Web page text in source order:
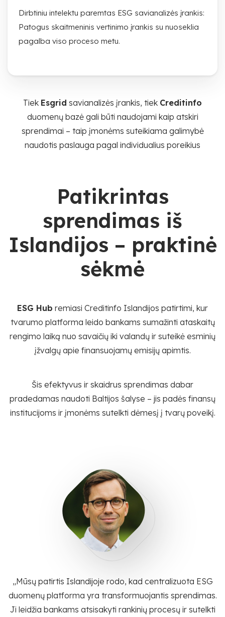
Dirbtiniu intelektu paremtas ESG savianalizės įrankis:
Patogus skaitmeninis vertinimo įrankis su nuoseklia
pagalba viso proceso metu.
Tiek Esgrid savianalizės įrankis, tiek Creditinfo
duomenų bazė gali būti naudojami kaip atskiri
sprendimai – taip įmonėms suteikiama galimybė
naudotis paslauga pagal individualius poreikius
Patikrintas
sprendimas iš
Islandijos – praktinė
sėkmė
ESG Hub remiasi Creditinfo Islandijos patirtimi, kur
tvarumo platforma leido bankams sumažinti ataskaitų
rengimo laiką nuo savaičių iki valandų ir suteikė esminių
įžvalgų apie finansuojamų emisijų apimtis.
Šis efektyvus ir skaidrus sprendimas dabar
pradedamas naudoti Baltijos šalyse – jis padės finansų
institucijoms ir įmonėms sutelkti dėmesį į tvarų poveikį.
„Mūsų patirtis Islandijoje rodo, kad centralizuota ESG
duomenų platforma yra transformuojantis sprendimas.
Ji leidžia bankams atsisakyti rankinių procesų ir sutelkti